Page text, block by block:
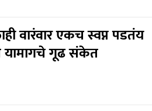
वारंवार एकच स्वप्न पडतंय
यामागचे गूढ संकेत